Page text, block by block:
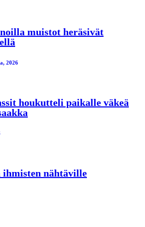
muistot heräsivät
2026
houkutteli paikalle väkeä
ihmisten nähtäville